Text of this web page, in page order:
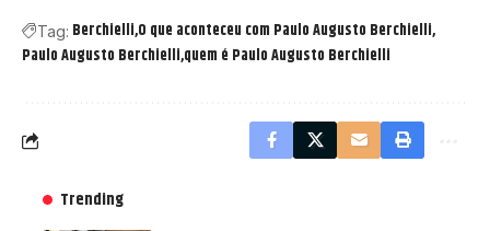
Tag: Berchielli O que aconteceu com Paulo Augusto Berchielli
Paulo Augusto Berchielli quem é Paulo Augusto Berchielli
Trending